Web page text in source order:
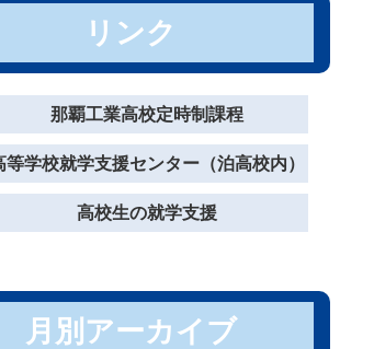
リンク
那覇工業高校定時制課程
等学校就学支援センター（泊高校内）
高校生の就学支援
月別アーカイブ